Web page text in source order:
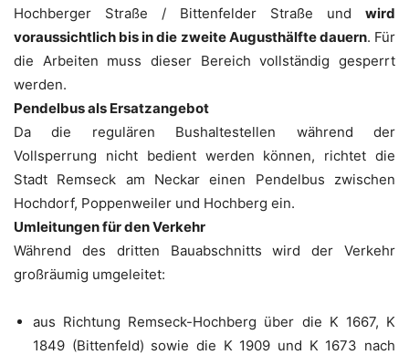
Hochberger Straße / Bittenfelder Straße und wird
voraussichtlich bis in die zweite Augusthälfte dauern. Für
die Arbeiten muss dieser Bereich vollständig gesperrt
werden.
Pendelbus als Ersatzangebot
Da die regulären Bushaltestellen während der
Vollsperrung nicht bedient werden können, richtet die
Stadt Remseck am Neckar einen Pendelbus zwischen
Hochdorf, Poppenweiler und Hochberg ein.
Umleitungen für den Verkehr
Während des dritten Bauabschnitts wird der Verkehr
großräumig umgeleitet:
aus Richtung Remseck-Hochberg über die K 1667, K
1849 (Bittenfeld) sowie die K 1909 und K 1673 nach